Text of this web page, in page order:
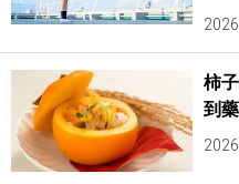
柿
到